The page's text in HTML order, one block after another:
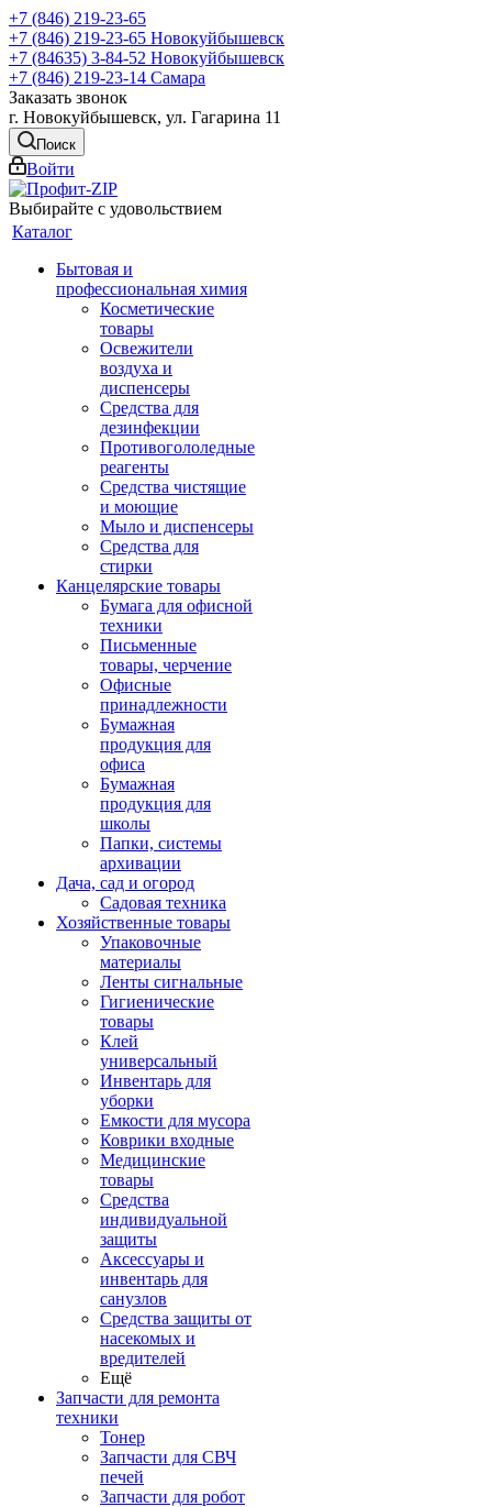
+7 (846) 219-23-65
+7 (846) 219-23-65 Новокуйбышевск
+7 (84635) 3-84-52 Новокуйбышевск
+7 (846) 219-23-14 Самара
Заказать звонок
г. Новокуйбышевск, ул. Гагарина 11
Поиск
Войти
Выбирайте с удовольствием
Каталог
Бытовая и
профессиональная химия
Косметические
товары
Освежители
воздуха и
диспенсеры
Средства для
дезинфекции
Противогололедные
реагенты
Средства чистящие
и моющие
Мыло и диспенсеры
Средства для
стирки
Канцелярские товары
Бумага для офисной
техники
Письменные
товары, черчение
Офисные
принадлежности
Бумажная
продукция для
офиса
Бумажная
продукция для
школы
Папки, системы
архивации
Дача, сад и огород
Садовая техника
Хозяйственные товары
Упаковочные
материалы
Ленты сигнальные
Гигиенические
товары
Клей
универсальный
Инвентарь для
уборки
Емкости для мусора
Коврики входные
Медицинские
товары
Средства
индивидуальной
защиты
Аксессуары и
инвентарь для
санузлов
Средства защиты от
насекомых и
вредителей
Ещё
Запчасти для ремонта
техники
Тонер
Запчасти для СВЧ
печей
Запчасти для робот